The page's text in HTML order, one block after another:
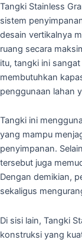
Tangki Stainless
sistem
desain vertikalnya
ruang secara
itu, tangki ini
membutuhkan
penggunaan lahan
Tangki ini
yang mampu
penyimpanan.
tersebut juga
Dengan demikian,
sekaligus
Di sisi lain, Tangki
konstruksi yang